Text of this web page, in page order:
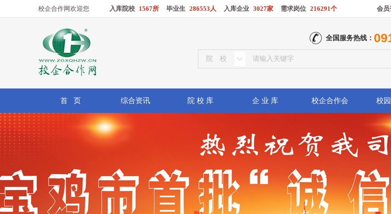
校企合作网欢迎您 入库院校 1567所 毕业生 286553人 入库企业 3027家 需求岗位 216291个 会员
全国服务热线：
首 页 综合资讯 院 校 库 企 业 库 校企合作会 校